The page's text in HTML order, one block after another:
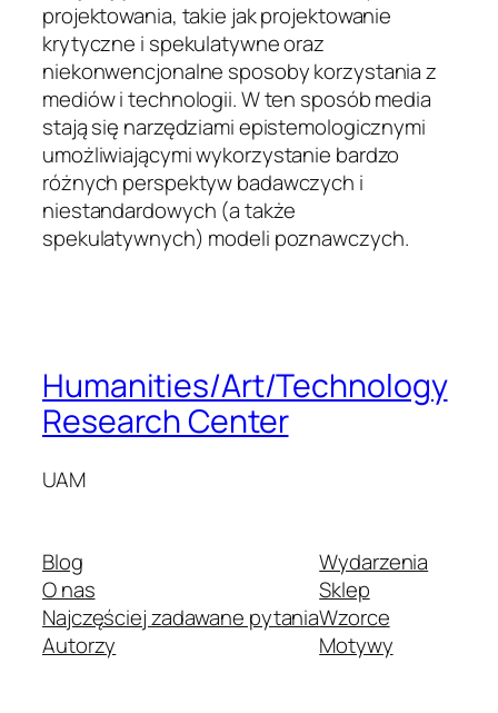
projektowania, takie jak projektowanie
krytyczne i spekulatywne oraz
niekonwencjonalne sposoby korzystania z
mediów i technologii. W ten sposób media
stają się narzędziami epistemologicznymi
umożliwiającymi wykorzystanie bardzo
różnych perspektyw badawczych i
niestandardowych (a także
spekulatywnych) modeli poznawczych.
Humanities/Art/Technology
Research Center
UAM
Blog
O nas
Najczęściej zadawane pytania
Autorzy
Wydarzenia
Sklep
Wzorce
Motywy